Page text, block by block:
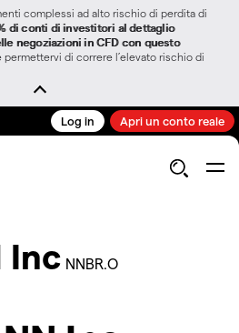
complessi ad alto rischio di perdita di
di conti di investitori al dettaglio
negoziazioni in CFD con questo
permettervi di correre l’elevato rischio di
Log in Apri un conto reale
Inc NNBR.O